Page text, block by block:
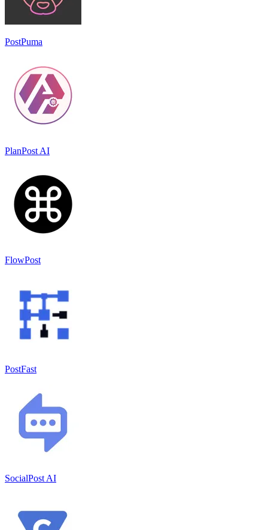
PostPuma
PlanPost AI
FlowPost
PostFast
SocialPost AI